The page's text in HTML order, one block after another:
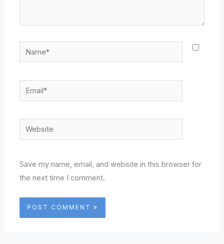
Name*
Email*
Website
Save my name, email, and website in this browser for
the next time I comment.